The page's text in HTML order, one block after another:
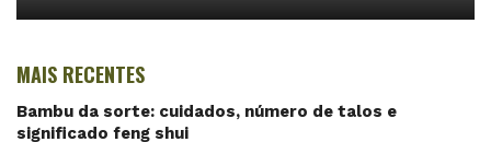
MAIS RECENTES
Bambu da sorte: cuidados, número de talos e
significado feng shui